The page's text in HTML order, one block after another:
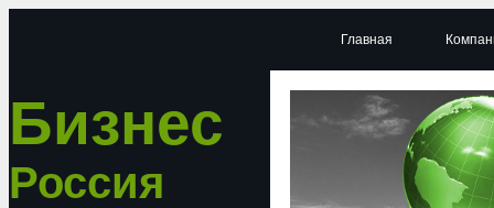
Бизнес
Россия
Главная